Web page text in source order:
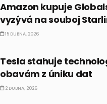
Amazon kupuje
vyzývá na souboj
15 DUBNA, 2026
Tesla stahuje
obavám z úniku dat
2 DUBNA, 2026